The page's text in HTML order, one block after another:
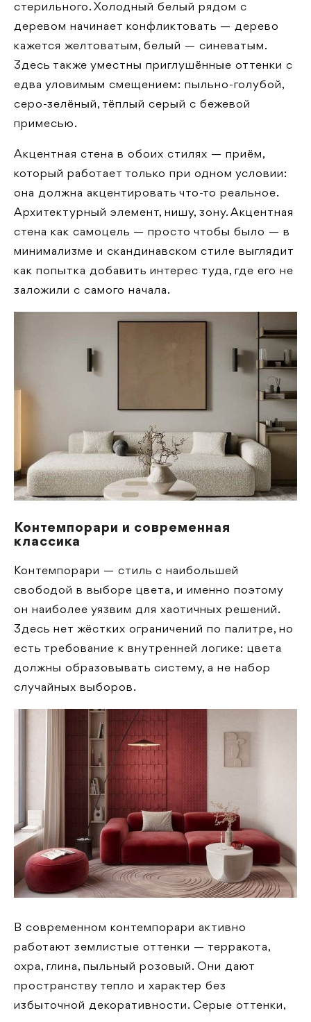
стерильного. Холодный белый рядом с
деревом начинает конфликтовать — дерево
кажется желтоватым, белый — синеватым.
Здесь также уместны приглушённые оттенки с
едва уловимым смещением: пыльно-голубой,
серо-зелёный, тёплый серый с бежевой
примесью.
Акцентная стена в обоих стилях — приём,
который работает только при одном условии:
она должна акцентировать что-то реальное.
Архитектурный элемент, нишу, зону. Акцентная
стена как самоцель — просто чтобы было — в
минимализме и скандинавском стиле выглядит
как попытка добавить интерес туда, где его не
заложили с самого начала.
Контемпорари и современная
классика
Контемпорари — стиль с наибольшей
свободой в выборе цвета, и именно поэтому
он наиболее уязвим для хаотичных решений.
Здесь нет жёстких ограничений по палитре, но
есть требование к внутренней логике: цвета
должны образовывать систему, а не набор
случайных выборов.
В современном контемпорари активно
работают землистые оттенки — терракота,
охра, глина, пыльный розовый. Они дают
пространству тепло и характер без
избыточной декоративности. Серые оттенки,